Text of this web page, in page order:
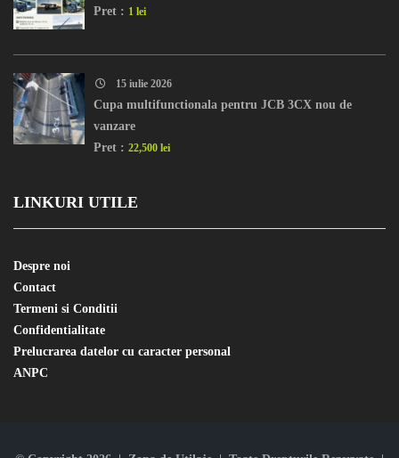
Pret : 1 lei
15 iulie 2026
Cupa multifunctionala pentru JCB 3CX nou de
vanzare
Pret : 22,500 lei
LINKURI UTILE
Despre noi
Contact
Termeni si Conditii
Confidentialitate
Prelucrarea datelor cu caracter personal
ANPC